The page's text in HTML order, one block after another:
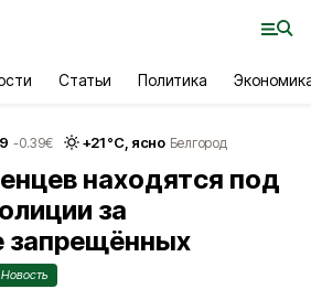
Статьи Политика
-0.39€ +21°С, ясно Белгород
находятся под
за
запрещённых
Новость